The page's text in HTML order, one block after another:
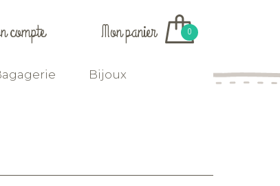
compte Mon panier 0
Bijoux